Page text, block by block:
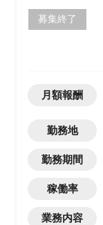
募集終了
月額報酬
勤務地
勤務期間
稼働率
業務内容